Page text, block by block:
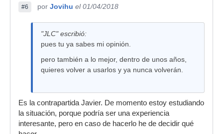
#6 por Jovihu el 01/04/2018
"JLC" escribió:
pues tu ya sabes mi opinión.
pero también a lo mejor, dentro de unos años,
quieres volver a usarlos y ya nunca volverán.
Es la contrapartida Javier. De momento estoy estudiando
la situación, porque podría ser una experiencia
interesante, pero en caso de hacerlo he de decidir qué